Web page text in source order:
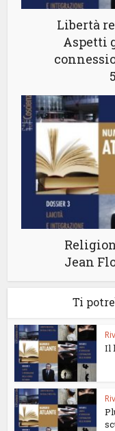
Libertà
Aspetti
Jean
Ti
Il